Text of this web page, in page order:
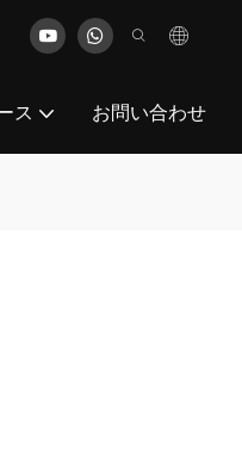
ス お問い合わせ